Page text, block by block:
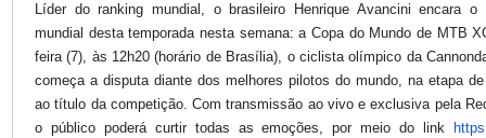
Líder do ranking mundial, o brasileiro Henrique Avancini encara o
mundial desta temporada nesta semana: a Copa do Mundo de MTB
feira (7), às 12h20 (horário de Brasília), o ciclista olímpico da
começa a disputa diante dos melhores pilotos do mundo, na etapa
ao título da competição. Com transmissão ao vivo e exclusiva pela
o público poderá curtir todas as emoções, por meio do link